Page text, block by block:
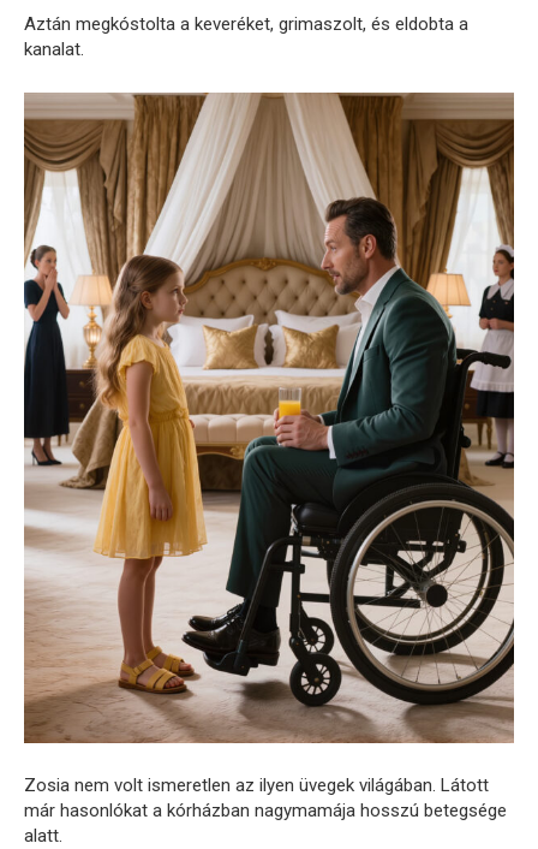
Aztán megkóstolta a keveréket, grimaszolt, és eldobta a
kanalat.
Zosia nem volt ismeretlen az ilyen üvegek világában. Látott
már hasonlókat a kórházban nagymamája hosszú betegsége
alatt.